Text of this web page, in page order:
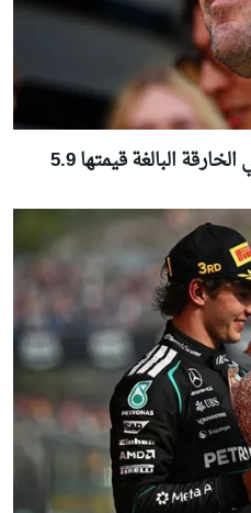
ألونسو يقود سيارته لامبورغيني الخارقة البالغة قيمتها 5.9